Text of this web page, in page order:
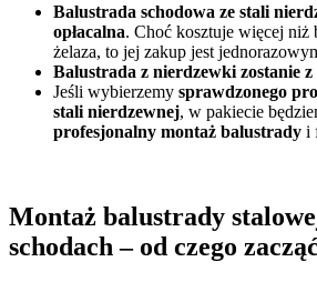
Balustrada schodowa ze stali
opłacalna. Choć kosztuje więcej niż
żelaza, to jej zakup jest
Balustrada z nierdzewki zostanie
Jeśli wybierzemy sprawdzonego
stali nierdzewnej, w pakiecie
profesjonalny montaż balustrady i
Montaż balustrady
schodach – od czego